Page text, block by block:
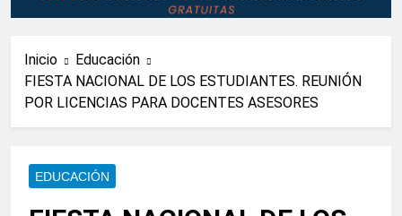
Inicio
Educación
FIESTA NACIONAL DE LOS ESTUDIANTES. REUNIÓN
POR LICENCIAS PARA DOCENTES ASESORES
EDUCACIÓN